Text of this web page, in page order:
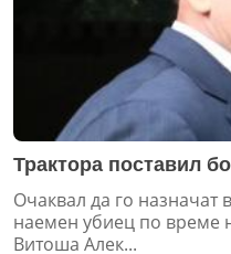
Трактора поставил
Очаквал да го назначат
наемен убиец по време
Витоша Алек...